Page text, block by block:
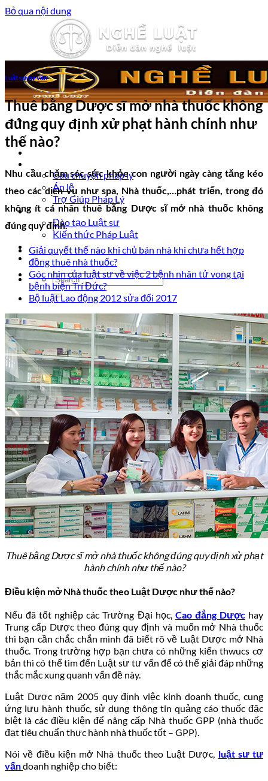
Bỏ qua nội dung
Trang chủ
Câu chuyện pháp lý
Án lệ
Trợ Giúp Pháp Lý
Nghề Luật
Đào tạo Luật sư
Kiến thức Pháp Luật
Kinh nghiệm – Kỹ năng
Tin tức pháp luật
Luật sư tư vấn
Thuê bằng Dược sĩ mở nhà thuốc không
đúng quy định xử phạt hành chính như
thế nào?
Nhu cầu chăm sóc sức khỏe con người ngày càng tăng kéo
theo các dịch vụ như spa, Nhà thuốc,…phát triển, trong đó
không ít cá nhân thuê bằng Dược sĩ mở nhà thuốc không
đúng quy định.
Giải quyết thế nào khi chủ bán nhà khi chưa hết hợp
đồng thuê nhà thuốc?
Góc nhìn của luật sư về việc 2 bệnh nhân tử vong tại
bệnh biện Trí Đức?
Bộ luật Lao động 2012 sửa đổi 2017
Thuê bằng Dược sĩ mở nhà thuốc không đúng quy định xử phạt
hành chính như thế nào?
Điều kiện mở Nhà thuốc theo Luật Dược như thế nào?
Nếu đã tốt nghiệp các Trường Đại học, Cao đẳng Dượchay
Trung cấp Dược theo đúng quy định và muốn mở Nhà thuốc
thì bạn cần chắc chắn mình đã biết rõ về Luật Dược mở Nhà
thuốc. Trong trường hợp bạn chưa có những kiến thwucs cơ
bản thì có thể tìm đến Luật sư tư vấn để có thể giải đáp những
thắc mắc xung quanh vấn đề này.
Luật Dược năm 2005 quy định việc kinh doanh thuốc, cung
ứng lưu hành thuốc, sử dụng thông tin quảng cáo thuốc đặc
biệt là các điều kiện để nâng cấp Nhà thuốc GPP (nhà thuốc
đạt tiêu chuẩn thực hành nhà thuốc tốt – GPP).
Nói về điều kiện mở Nhà thuốc theo Luật Dược, luật sư tư
vấndoanh nghiệp cho biết: